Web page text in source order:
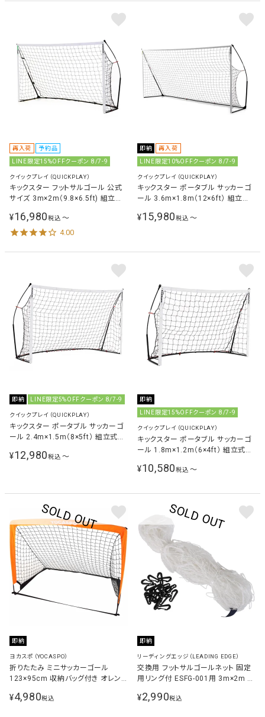
再入荷 予約品
LINE限定15%OFFクーポン 8/7-9
クイックプレイ（QUICKPLAY）
キックスター フットサルゴール 公式
サイズ 3m×2m（9.8×6.5ft) 組立式
¥16,980税込 〜
4.00
即納 再入荷
LINE限定10%OFFクーポン 8/7-9
クイックプレイ（QUICKPLAY）
キックスター ポータブル サッカーゴ
ール 3.6m×1.8m（12×6ft） 組立式
¥15,980税込 〜
即納 LINE限定5%OFFクーポン 8/7-9
クイックプレイ（QUICKPLAY）
キックスター ポータブル サッカーゴ
ール 2.4m×1.5m（8×5ft） 組立式
¥12,980税込 〜
即納
LINE限定15%OFFクーポン 8/7-9
クイックプレイ（QUICKPLAY）
キックスター ポータブル サッカーゴ
ール 1.8m×1.2m（6×4ft） 組立式
¥10,580税込 〜
即納
ヨカスポ（YOCASPO）
折りたたみ ミニサッカーゴール
123×95cm 収納バッグ付き オレン
¥4,980税込
即納
リーディングエッジ（LEADING EDGE）
交換用 フットサルゴールネット 固定
用リング付 ESFG-001用 3m×2m 対
¥2,990税込